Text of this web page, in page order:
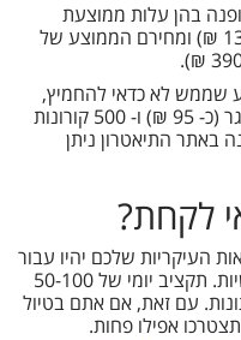
בהן עלות ממוצעת
לשמלה נעה סביב 810 קורונות (כ- 132 ₪) ומחירם הממוצע של
שממש לא כדאי להחמיץ,
תידרשו לשלם 650 קורונות עבור מבוגר (כ- 95 ₪) ו- 500 קורונות
(כ- 80 ₪). בהזמנה באתר התיאטרון ניתן
לקחת?
העיקריות שלכם יהיו עבור
ארוחות נוספות, מזכרות ופעילויות אישיות. תקציב יומי של 50-100
עם זאת, אם אתם בטיול
אפילו פחות.